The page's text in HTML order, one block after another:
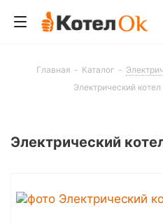
Главная - Каталог -
Электрический
Электрический